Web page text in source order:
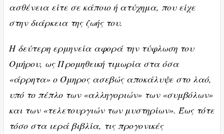
ασθένεια είτε σε κάποιο ή ατύχημα, που είχε
στην διάρκεια της ζωής του.
Η δεύτερη ερμηνεία αφορά την τύφλωση του
Ομήρου, ως Προμηθεική τιμωρία στα όσα
«άρρητα» ο Όμηρος ασεβώς αποκάλυψε στο λαό,
υπό το πέπλο των «αλληγοριών» των «συμβόλων»
και των «τελετουργιών των μυστηρίων». Έως τότε
τόσο στα ιερά βιβλία, τις προγονικές